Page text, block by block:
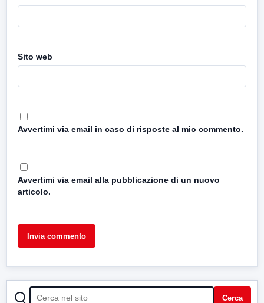
Sito web
Avvertimi via email in caso di risposte al mio commento.
Avvertimi via email alla pubblicazione di un nuovo
articolo.
CERCA Cerca